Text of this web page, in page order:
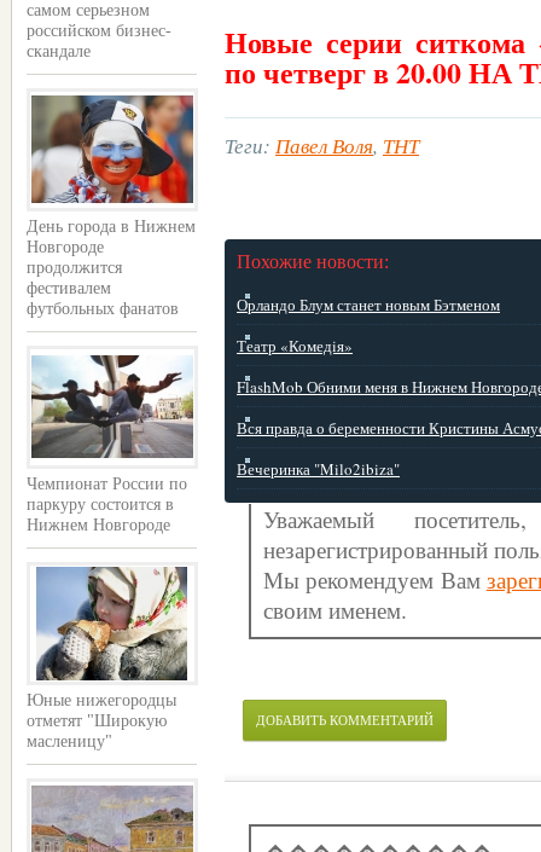
самом серьезном
российском бизнес-
скандале
День города в Нижнем
Новгороде
продолжится
фестивалем
футбольных фанатов
Чемпионат России по
паркуру состоится в
Нижнем Новгороде
Юные нижегородцы
отметят "Широкую
масленицу"
Новые серии ситкома
по четверг в 20.00 НА
Теги: Павел Воля, ТНТ
Похожие новости:
Орландо Блум станет новым Бэтменом
Театр «Комедiя»
FlashMob Обними меня в Нижнем
Вся правда о беременности Кристины
Вечеринка "Milo2ibiza"
Уважаемый
незарегистрированный
Мы рекомендуем Вам
своим именем.
ДОБАВИТЬ КОММЕНТАРИЙ